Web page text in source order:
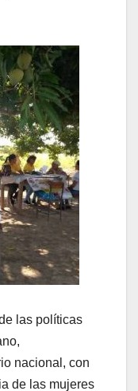
las políticas
nacional, con
de las mujeres